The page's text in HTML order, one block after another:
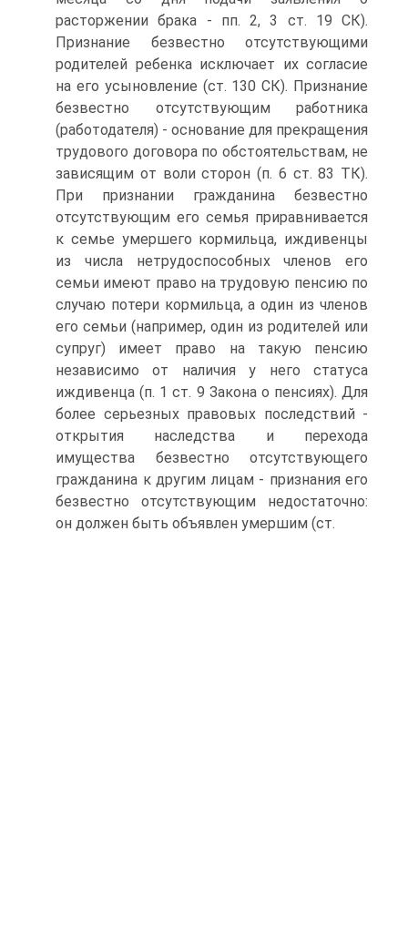
расторжении брака - пп. 2, 3 ст. 19 СК).
Признание безвестно отсутствующими
родителей ребенка исключает их согласие
на его усыновление (ст. 130 СК). Признание
безвестно отсутствующим работника
(работодателя) - основание для прекращения
трудового договора по обстоятельствам, не
зависящим от воли сторон (п. 6 ст. 83 ТК).
При признании гражданина безвестно
отсутствующим его семья приравнивается
к семье умершего кормильца, иждивенцы
из числа нетрудоспособных членов его
семьи имеют право на трудовую пенсию по
случаю потери кормильца, а один из членов
его семьи (например, один из родителей или
супруг) имеет право на такую пенсию
независимо от наличия у него статуса
иждивенца (п. 1 ст. 9 Закона о пенсиях). Для
более серьезных правовых последствий -
открытия наследства и перехода
имущества безвестно отсутствующего
гражданина к другим лицам - признания его
безвестно отсутствующим недостаточно:
он должен быть объявлен умершим (ст.